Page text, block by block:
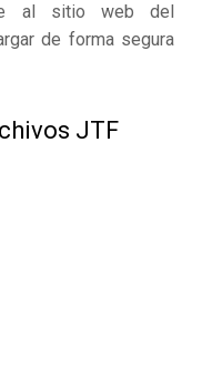
al sitio web del
de forma segura
JTF